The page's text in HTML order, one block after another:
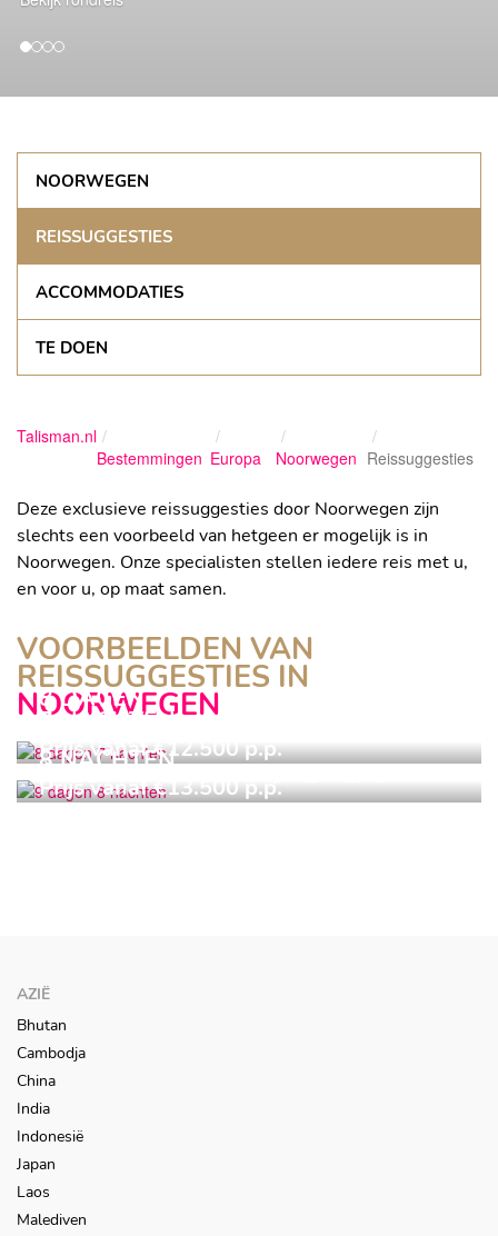
NOORWEGEN
REISSUGGESTIES
ACCOMMODATIES
TE DOEN
Talisman.nl
Bestemmingen Europa Noorwegen Reissuggesties
Deze exclusieve reissuggesties door Noorwegen zijn
slechts een voorbeeld van hetgeen er mogelijk is in
Noorwegen. Onze specialisten stellen iedere reis met u,
en voor u, op maat samen.
VOORBEELDEN VAN
REISSUGGESTIES IN
NOORWEGEN
8 DAGEN
7 NACHTEN
Prijs vanaf €12.500 p.p.
8 NACHTEN
Prijs vanaf €13.500 p.p.
AZIË
Bhutan
Cambodja
China
India
Indonesië
Japan
Laos
Malediven